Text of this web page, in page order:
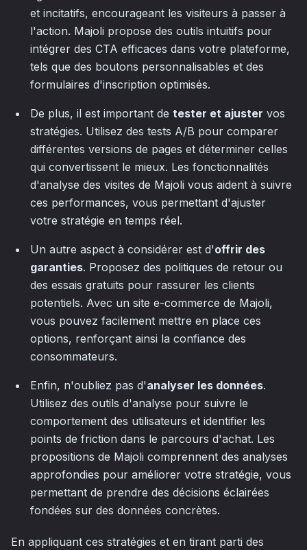
et incitatifs, encourageant les visiteurs à passer à
l'action. Majoli propose des outils intuitifs pour
intégrer des CTA efficaces dans votre plateforme,
tels que des boutons personnalisables et des
formulaires d'inscription optimisés.
De plus, il est important de tester et ajuster vos
stratégies. Utilisez des tests A/B pour comparer
différentes versions de pages et déterminer celles
qui convertissent le mieux. Les fonctionnalités
d'analyse des visites de Majoli vous aident à suivre
ces performances, vous permettant d'ajuster
votre stratégie en temps réel.
Un autre aspect à considérer est d'offrir des
garanties. Proposez des politiques de retour ou
des essais gratuits pour rassurer les clients
potentiels. Avec un site e-commerce de Majoli,
vous pouvez facilement mettre en place ces
options, renforçant ainsi la confiance des
consommateurs.
Enfin, n'oubliez pas d'analyser les données.
Utilisez des outils d'analyse pour suivre le
comportement des utilisateurs et identifier les
points de friction dans le parcours d'achat. Les
propositions de Majoli comprennent des analyses
approfondies pour améliorer votre stratégie, vous
permettant de prendre des décisions éclairées
fondées sur des données concrètes.
En appliquant ces stratégies et en tirant parti des